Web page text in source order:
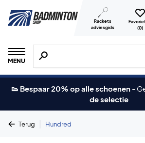
Rackets
adviesgids
(0)
MENU
Zoeken naar producten,
👟 Bespaar 20% op alle schoenen -
de selectie
Terug | Hundred